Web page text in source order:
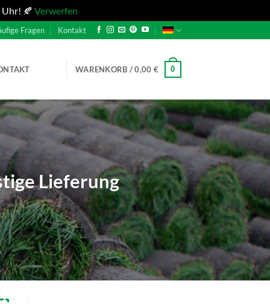
🍂 Verwerfen
Fragen Kontakt
WARENKORB /0,00 € 0
Lieferung